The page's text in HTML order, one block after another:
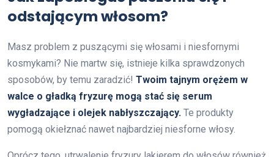
odstającym włosom?
Masz problem z puszącymi się włosami i niesfornymi
kosmykami? Nie martw się, istnieje kilka sprawdzonych
sposobów, by temu zaradzić! Twoim tajnym orężem w
walce o gładką fryzurę mogą stać się serum
wygładzające i olejek nabłyszczający. Te produkty
pomogą okiełznać nawet najbardziej niesforne włosy.